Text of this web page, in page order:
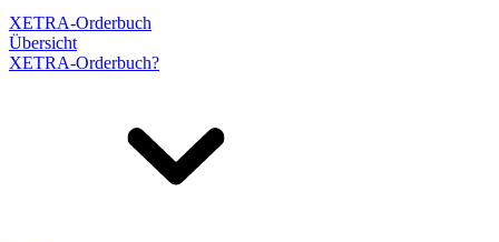
XETRA-Orderbuch
Übersicht
XETRA-Orderbuch?